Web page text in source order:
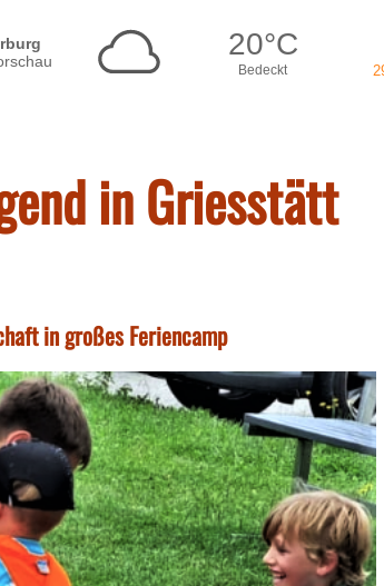
in Griesstätt
in großes Feriencamp